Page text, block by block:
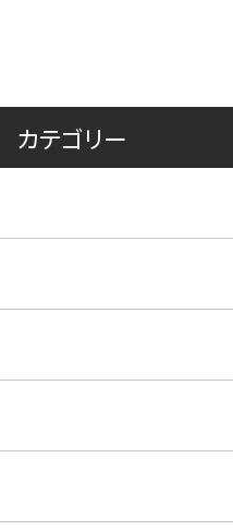
カテゴリー